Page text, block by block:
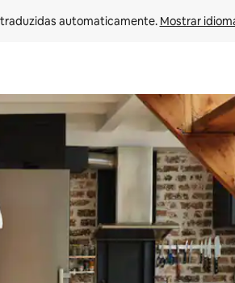
automaticamente. Mostrar